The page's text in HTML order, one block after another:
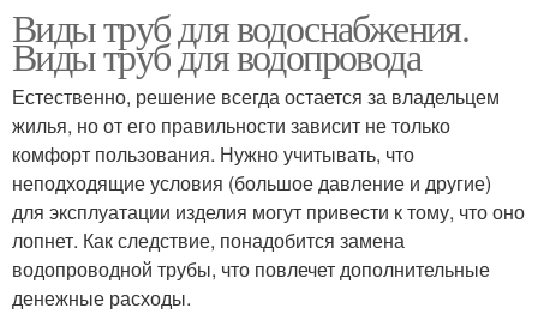
Виды труб для водоснабжения.
Виды труб для водопровода
Естественно, решение всегда остается за владельцем
жилья, но от его правильности зависит не только
комфорт пользования. Нужно учитывать, что
неподходящие условия (большое давление и другие)
для эксплуатации изделия могут привести к тому, что оно
лопнет. Как следствие, понадобится замена
водопроводной трубы, что повлечет дополнительные
денежные расходы.